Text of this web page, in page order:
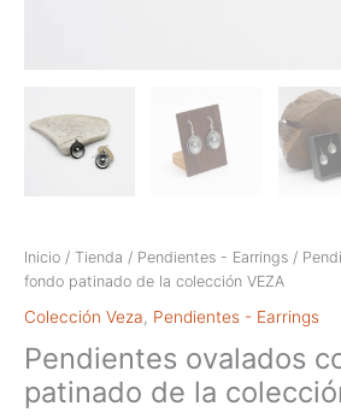
Inicio / Tienda / Pendientes - Earrings /
fondo patinado de la colección VEZA
Colección Veza Pendientes - Earrings
Pendientes ovalados
patinado de la